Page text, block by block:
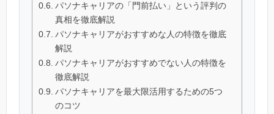
パソナキャリアの「門前払い」という評判の
真相を徹底解説
パソナキャリアがおすすめな人の特徴を徹底
解説
パソナキャリアがおすすめでない人の特徴を
徹底解説
パソナキャリアを最大限活用するための5つ
のコツ